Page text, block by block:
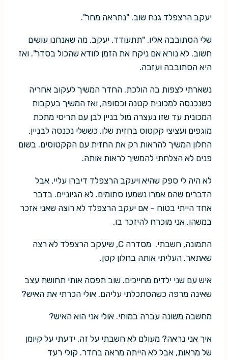
יעקב הרצפלד גנח שוב. "נתראה מחר".
שלי הסתובבה אליו. "תתעודד, יעקב. מה שאנחנו עושים
חשוב. לא נורא אם ניקח את הזמן לוודא שהכול בסדר". ואז
היא הסתובבה ועזבה.
נשארתי לצפות בה הולכת. החדר המשיך לעקוב אחריה
כשנכנסה למכונית קטנה וכסופה, ואז המשיך בעקבות
המכונית עד שזו נעצרה מול בניין לבן עם תריסי מתכת
מוגפים ועציצי קקטוס בחזית שלו. כששלי נכנסה לבניין,
החלון המשיך להראות רק את החזית עם הקקטוסים. בשום
פנים לא הצלחתי להמשיך לראות אותה.
לא היה לי ספק שהיא ויעקב הרצפלד דיברו עליי, אבל
הדברים שהם אמרו נשמעו סתומים. לא הגיוניים. בדבר
אחד הייתי בטוח – אם יעקב הרצפלד לא רוצה שאני אזכר
במשהו, אני מוכרח להיזכר בו.
התמונה, חשבתי. מסדרה C, שיעקב הרצפלד לא רצה
שאתאר. העליתי אותה בחלון קטן.
איש עם שני ילדים מחייכים. שוב תפסה אותי תחושת עצב
שאינה מרפה כשהסתכלתי עליהם. אולי הכרתי את האיש?
מחשבה משונה עברה במוחי. אולי אני הוא האיש?
איך אני נראה? מעולם לא חשבתי על זה. ידעתי על קיומן
של מראות, אבל לא הייתה מראה בחדר. קולי רעד